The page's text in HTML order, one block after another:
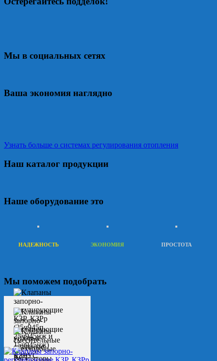
Мы в социальных сетях
Ваша экономия наглядно
Узнать больше о системах регулирования отопления
Наш каталог продукции
Наше оборудование это
НАДЕЖНОСТЬ ЭКОНОМИЯ ПРОСТОТА
Мы поможем подобрать